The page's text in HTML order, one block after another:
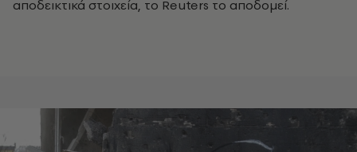
αποδεικτικά στοιχεία, το Reuters το αποδομεί.